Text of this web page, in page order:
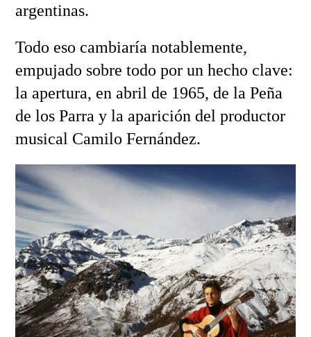
argentinas.
Todo eso cambiaría notablemente,
empujado sobre todo por un hecho clave:
la apertura, en abril de 1965, de la Peña
de los Parra y la aparición del productor
musical Camilo Fernández.